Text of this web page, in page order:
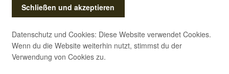
Touren/Workshops
Märkte
Gewerbe
Datenschutz und Cookies: Diese Website verwendet Cookies.
Wenn du die Website weiterhin nutzt, stimmst du der
Verwendung von Cookies zu.